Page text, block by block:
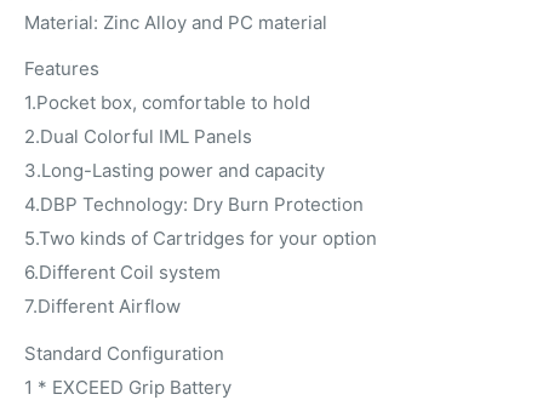
Material: Zinc Alloy and PC material
Features
1.Pocket box, comfortable to hold
2.Dual Colorful IML Panels
3.Long-Lasting power and capacity
4.DBP Technology: Dry Burn Protection
5.Two kinds of Cartridges for your option
6.Different Coil system
7.Different Airflow
Standard Configuration
1 * EXCEED Grip Battery